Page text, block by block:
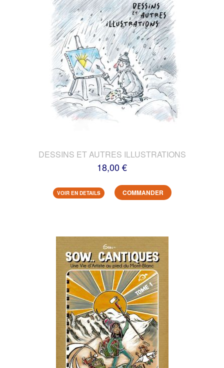
DESSINS ET AUTRES ILLUSTRATIONS
18,00 €
VOIR EN DETAILS COMMANDER